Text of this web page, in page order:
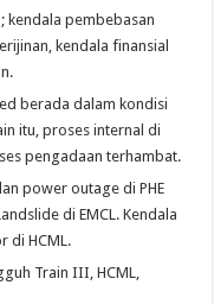
kendala pembebasan
kendala finansial
berada dalam kondisi
itu, proses internal di
pengadaan terhambat.
power outage di PHE
di EMCL. Kendala
di HCML.
Train III, HCML,